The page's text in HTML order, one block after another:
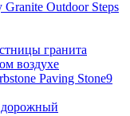
гранита
воздухе
9